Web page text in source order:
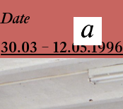
Date
30.03 – 12.05.1996